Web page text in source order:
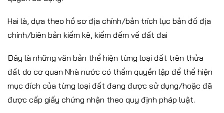
Hai là, dựa theo hồ sơ địa chính/bản trích lục bản đồ địa
chính/biên bản kiểm kê, kiểm đếm về đất đai
Đây là những văn bản thể hiện từng loại đất trên thửa
đất do cơ quan Nhà nước có thẩm quyền lập để thể hiện
mục đích của từng loại đất đang được sử dụng/hoặc đã
được cấp giấy chứng nhận theo quy định pháp luật.